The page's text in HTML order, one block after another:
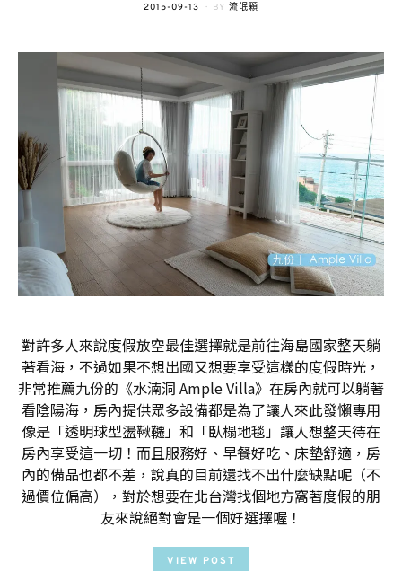
POSTED
2015-09-13 BY 流氓顆
對許多人來說度假放空最佳選擇就是前往海島國家整天躺
著看海，不過如果不想出國又想要享受這樣的度假時光，
非常推薦九份的《水湳洞 Ample Villa》在房內就可以躺著
看陰陽海，房內提供眾多設備都是為了讓人來此發懶專用
像是「透明球型盪鞦韆」和「臥榻地毯」讓人想整天待在
房內享受這一切！而且服務好、早餐好吃、床墊舒適，房
內的備品也都不差，說真的目前還找不出什麼缺點呢（不
過價位偏高），對於想要在北台灣找個地方窩著度假的朋
友來說絕對會是一個好選擇喔！
VIEW POST